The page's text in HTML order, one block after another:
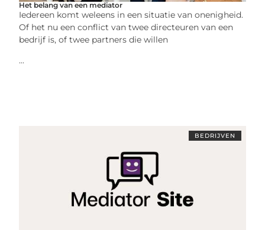
Het belang van een mediator
Iedereen komt weleens in een situatie van onenigheid.
Of het nu een conflict van twee directeuren van een
bedrijf is, of twee partners die willen
...
BEDRIJVEN